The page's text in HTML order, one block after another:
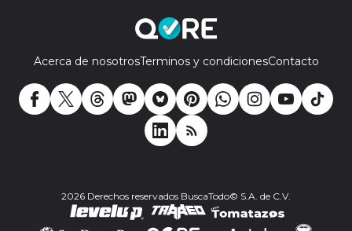
Acerca de nosotrosTerminos y condicionesContacto
2026 Derechos reservados BuscaTodo© S.A. de C.V.